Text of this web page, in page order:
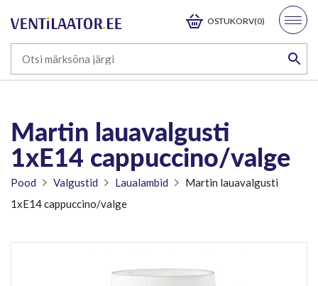
OSTUKORV(0)
Martin lauavalgusti
1xE14 cappuccino/valge
Pood Valgustid Laualambid
Martin lauavalgusti
1xE14 cappuccino/valge